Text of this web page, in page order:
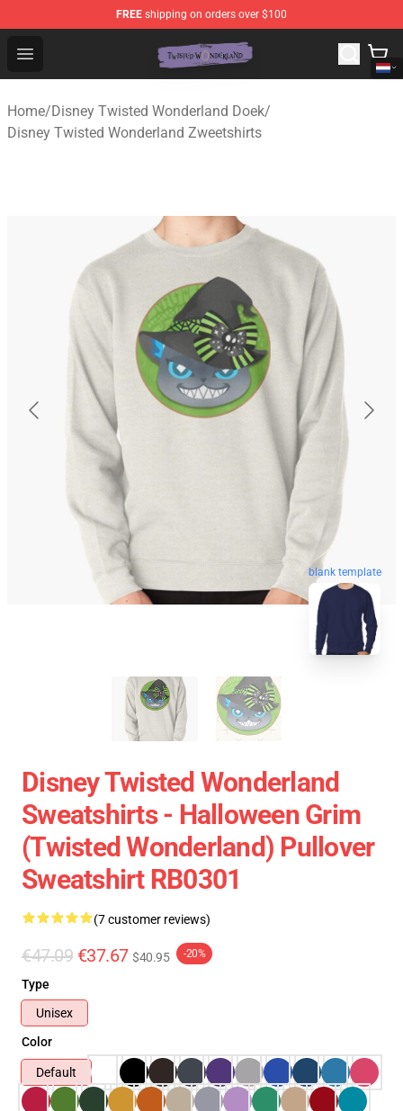
FREE shipping on orders over $100
Open menu
Twisted Wonderland Store - Official Twisted
Home/Disney Twisted Wonderland Doek/
Disney Twisted Wonderland Zweetshirts
blank template
Disney Twisted Wonderland
Sweatshirts - Halloween Grim
(Twisted Wonderland) Pullover
Sweatshirt RB0301
(7 customer reviews)
€47.09 €37.67 $40.95 -20%
Type
Unisex
Color
Default